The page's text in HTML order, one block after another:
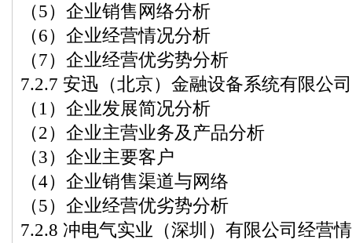
（5）企业销售网络分析
（6）企业经营情况分析
（7）企业经营优劣势分析
7.2.7 安迅（北京）金融设备系统有限公
（1）企业发展简况分析
（2）企业主营业务及产品分析
（3）企业主要客户
（4）企业销售渠道与网络
（5）企业经营优劣势分析
7.2.8 冲电气实业（深圳）有限公司经营